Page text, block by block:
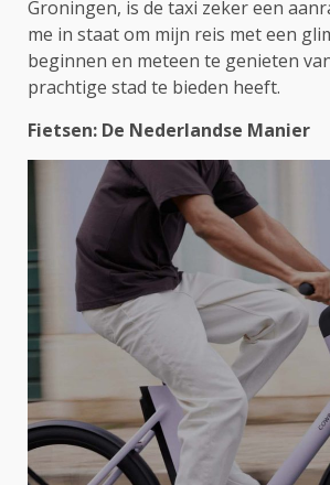
Groningen, is de taxi zeker een
me in staat om mijn reis met een
beginnen en meteen te genieten
prachtige stad te bieden heeft.
Fietsen: De Nederlandse Manier